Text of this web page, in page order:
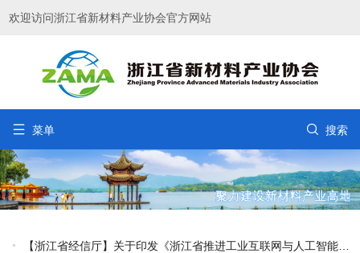
欢迎访问浙江省新材料产业协会官方网站
 菜单  搜索
【浙江省经信厅】关于印发《浙江省推进工业互联网与人工智能融合赋能行动方案》的通知